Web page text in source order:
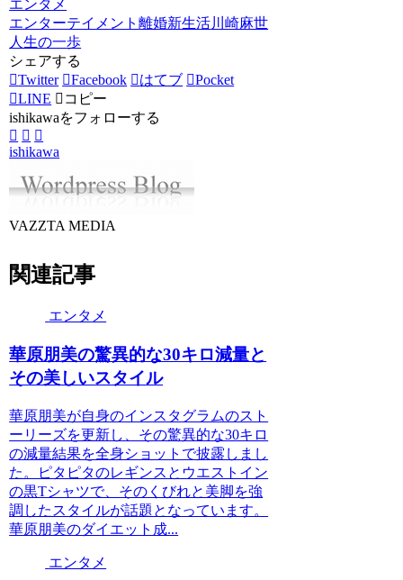
エンタメ
エンターテイメント離婚新生活川崎麻世
人生の一歩
シェアする
Twitter
Facebook はてブ
Pocket
LINE
コピー
ishikawaをフォローする
ishikawa
VAZZTA MEDIA
関連記事
エンタメ
華原朋美の驚異的な30キロ減量と
その美しいスタイル
華原朋美が自身のインスタグラムのスト
ーリーズを更新し、その驚異的な30キロ
の減量結果を全身ショットで披露しまし
た。ピタピタのレギンスとウエストイン
の黒Tシャツで、そのくびれと美脚を強
調したスタイルが話題となっています。
華原朋美のダイエット成...
エンタメ